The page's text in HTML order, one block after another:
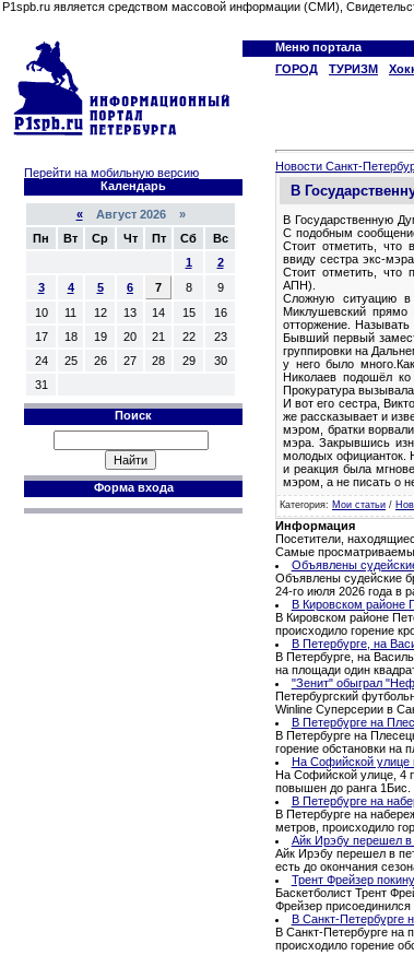
P1spb.ru является средством массовой информации (СМИ),
Меню портала
ГОРОД
ТУРИЗМ
Перейти на мобильную версию
Календарь
«Август 2026 »
Пн
Вт Ср Чт Пт Сб
Вс
1
2
3
4 5 6 7 8
9
10
11 12 13 14 15
16
17
18 19 20 21 22
23
24
25 26 27 28 29
30
31
Поиск
Форма входа
Новости Санкт-
В
В Государственную
С подобным
Стоит отметить, что
ввиду сестра экс-
Стоит отметить, что
АПН).
Сложную ситуацию в
Миклушевский
отторжение.
Бывший первый
группировки на
у него было
Николаев подошёл
Прокуратура
И вот его сестра,
же рассказывает и
мэром, братки
мэра. Закрывшись
молодых официанток.
и реакция была
мэром, а не писать о
Категория: Мои статьи /
Информация
Посетители,
Самые
Объявлены
Объявлены судейские
24-го июля 2026 года в
В Кировском районе
В Кировском районе
происходило горение
В Петербурге, на
В Петербурге, на
на площади один
"Зенит" обыграл
Петербургский
Winline Суперсерии в
В Петербурге на
В Петербурге на
горение обстановки на
На Софийской улице
На Софийской улице, 4
повышен до ранга 1Бис.
В Петербурге на
В Петербурге на
метров, происходило
Айк Ирэбу перешел в
Айк Ирэбу перешел в
есть до окончания
Трент Фрейзер
Баскетболист Трент
Фрейзер
В Санкт-Петербурге
В Санкт-Петербурге на
происходило горение